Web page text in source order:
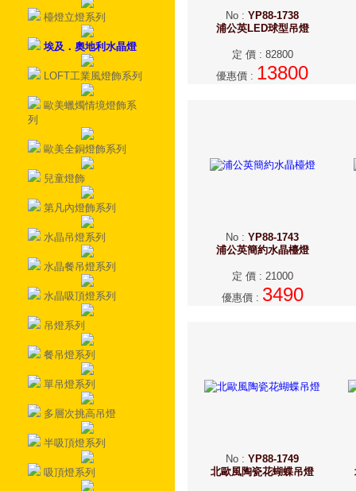
檯燈立燈系列
埃及．奧地利水晶燈
LOFT工業風燈飾系列
歐美蠟燭情境燈飾系
列
歐美全銅燈飾系列
兒童燈飾
第凡內燈飾系列
水晶吊燈系列
水晶餐吊燈系列
水晶吸頂燈系列
吊燈系列
餐吊燈系列
單吊燈系列
多層次挑高吊燈
半吸頂燈系列
吸頂燈系列
No : YP88-1738
浦公英LED球型吊燈
定 價: 82800
優惠價 : 13800
No : YP88-1743
浦公英簡約水晶檯燈
定 價: 21000
優惠價: 3490
No : YP88-1749
北歐風陶瓷花蝴蝶吊燈